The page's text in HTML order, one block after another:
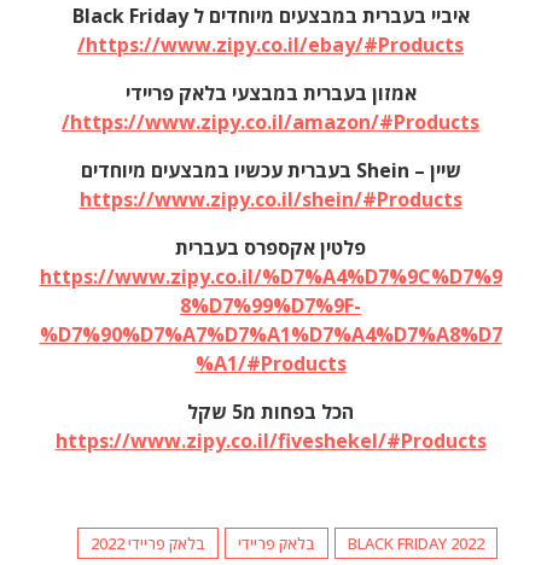
איביי בעברית במבצעים מיוחדים ל Black Friday
https://www.zipy.co.il/ebay/#Products/
אמזון בעברית במבצעי בלאק פריידי
https://www.zipy.co.il/amazon/#Products/
שיין – Shein בעברית עכשיו במבצעים מיוחדים
https://www.zipy.co.il/shein/#Products
פלטין אקספרס בעברית
https://www.zipy.co.il/%D7%A4%D7%9C%D7%9
8%D7%99%D7%9F-
%D7%90%D7%A7%D7%A1%D7%A4%D7%A8%D7
%A1/#Products
הכל בפחות מ5 שקל
https://www.zipy.co.il/fiveshekel/#Products
BLACK FRIDAY 2022 בלאק פריידי
בלאק פריידי 2022